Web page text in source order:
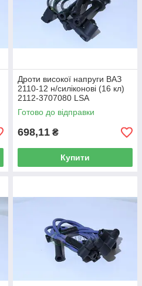
Дроти високої напруги ВАЗ
2110-12 н/силіконові (16 кл)
2112-3707080 LSA
Готово до відправки
698,11 ₴
Купити